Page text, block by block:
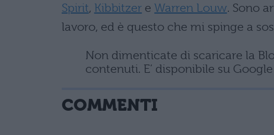
Spirit, Kibbitzer eWarren Louw. Sono
lavoro, ed è questo che mi spinge a
Non dimenticate di scaricare la
contenuti. E’ disponibile su
COMMENTI